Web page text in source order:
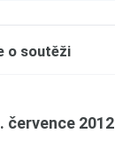
o soutěži
července 2012